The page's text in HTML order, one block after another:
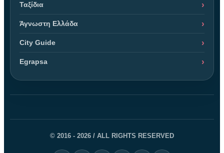
Ταξίδια
Άγνωστη Ελλάδα
City Guide
Egrapsa
© 2016 - 2026 / ALL RIGHTS RESERVED